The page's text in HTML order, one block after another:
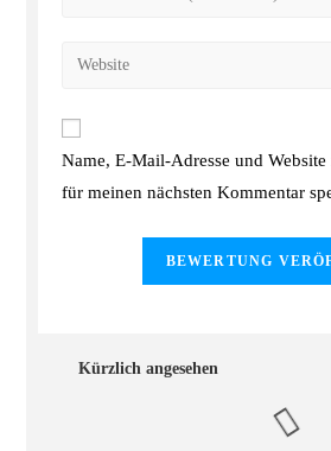
Name, E-Mail-Adresse und
für meinen nächsten Kommentar
Kürzlich angesehen